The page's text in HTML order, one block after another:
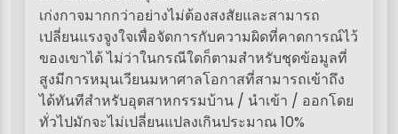
เก่งกาจมากกว่าอย่างไม่ต้องสงสัยและสามารถ
เปลี่ยนแรงจูงใจเพื่อจัดการกับความผิดที่คาดการณ์ไว้
ของเขาได้ ไม่ว่าในกรณีใดก็ตามสำหรับชุดข้อมูลที่
สูงมีการหมุนเวียนมหาศาลโอกาสที่สามารถเข้าถึง
ได้ทันทีสำหรับอุตสาหกรรมบ้าน / นำเข้า / ออกโดย
ทั่วไปมักจะไม่เปลี่ยนแปลงเกินประมาณ 10%